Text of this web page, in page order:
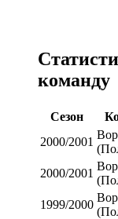
команду
Сезон
2000/2001
2000/2001
1999/2000